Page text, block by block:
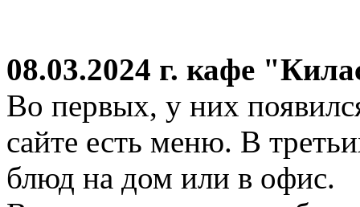
08.03.2024 г. кафе
Во первых, у них
сайте есть меню. В
блюд на дом или в офис.